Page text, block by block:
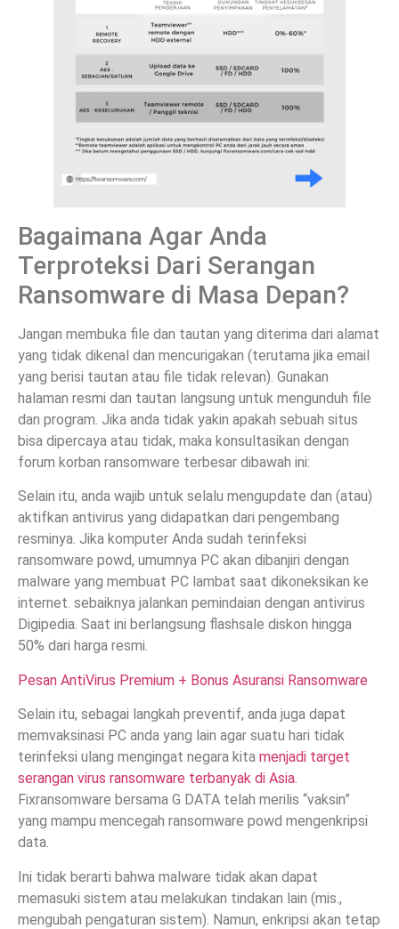
Bagaimana Agar Anda
Terproteksi Dari Serangan
Ransomware di Masa Depan?
Jangan membuka file dan tautan yang diterima dari alamat
yang tidak dikenal dan mencurigakan (terutama jika email
yang berisi tautan atau file tidak relevan). Gunakan
halaman resmi dan tautan langsung untuk mengunduh file
dan program. Jika anda tidak yakin apakah sebuah situs
bisa dipercaya atau tidak, maka konsultasikan dengan
forum korban ransomware terbesar dibawah ini:
Selain itu, anda wajib untuk selalu mengupdate dan (atau)
aktifkan antivirus yang didapatkan dari pengembang
resminya. Jika komputer Anda sudah terinfeksi
ransomware powd, umumnya PC akan dibanjiri dengan
malware yang membuat PC lambat saat dikoneksikan ke
internet. sebaiknya jalankan pemindaian dengan antivirus
Digipedia. Saat ini berlangsung flashsale diskon hingga
50% dari harga resmi.
Pesan AntiVirus Premium + Bonus Asuransi Ransomware
Selain itu, sebagai langkah preventif, anda juga dapat
memvaksinasi PC anda yang lain agar suatu hari tidak
terinfeksi ulang mengingat negara kita menjadi target
serangan virus ransomware terbanyak di Asia.
Fixransomware bersama G DATA telah merilis “vaksin”
yang mampu mencegah ransomware powd mengenkripsi
data.
Ini tidak berarti bahwa malware tidak akan dapat
memasuki sistem atau melakukan tindakan lain (mis.,
mengubah pengaturan sistem). Namun, enkripsi akan tetap